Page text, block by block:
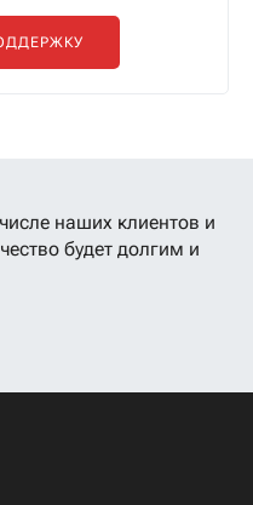
наших клиентов и
будет долгим и